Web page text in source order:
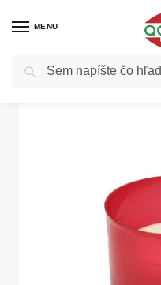
MENU
Domov Pieta, Vianoce, Umelé kvety